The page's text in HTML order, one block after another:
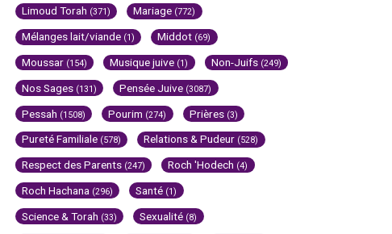
Limoud Torah (371) Mariage (772)
Mélanges lait/viande (1) Middot (69)
Moussar (154) Musique juive (1) Non-Juifs (249)
Nos Sages (131) Pensée Juive (3087)
Pessah (1508) Pourim (274) Prières (3)
Pureté Familiale (578) Relations & Pudeur (528)
Respect des Parents (247) Roch 'Hodech (4)
Roch Hachana (296) Santé (1)
Science & Torah (33) Sexualité (8)